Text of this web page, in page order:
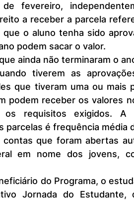
fevereiro,
a receber a parcela
o aluno tenha sido
podem sacar o valor.
tiverem as
que tiveram uma ou mais
podem receber os valores
requisitos exigidos. A
parcelas é frequência média
em nome dos jovens,
Jornada do Estudante,